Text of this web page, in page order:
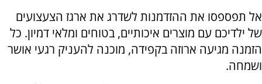
אל תפספסו את ההזדמנות לשדרג את ארגז הצעצועים
של ילדיכם עם מוצרים איכותיים, בטוחים ומלאי דמיון. כל
הזמנה מגיעה ארוזה בקפידה, מוכנה להעניק רגעי אושר
ושמחה.